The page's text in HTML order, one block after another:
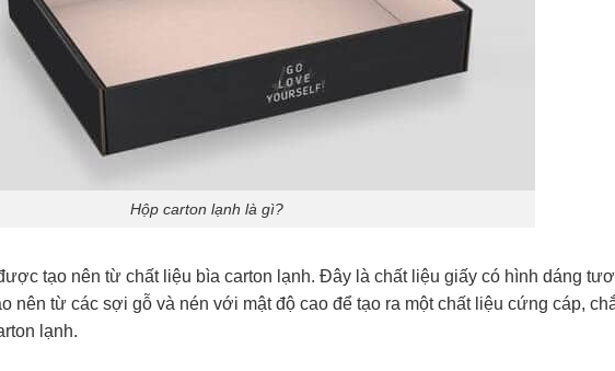
Hộp carton lạnh là gì?
tạo nên từ chất liệu bìa carton lạnh. Đây là chất liệu giấy có hình dáng
nên từ các sợi gỗ và nén với mật độ cao để tạo ra một chất liệu cứng cáp,
lạnh.